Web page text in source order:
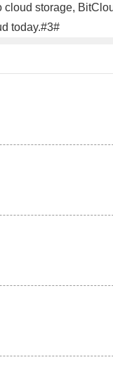
cloud storage,
today.#3#